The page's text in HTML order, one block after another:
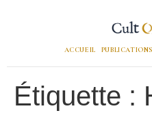
ACCUEIL PUBLICATIONS
Étiquette :